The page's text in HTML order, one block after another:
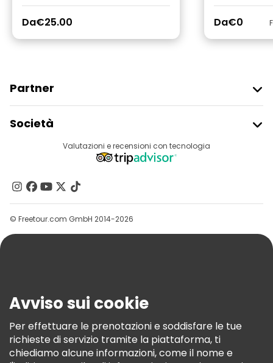
Da€25.00 Da€0
Partner
Accesso Del Fornitore
Programma Di Affiliazione
Società
Destinazioni
Contattaci
Gruppi
Aiuto
Termini E Condizioni
Informativa Sui Cookie
Freetour Premi
Valutazioni e recensioni con tecnologia
© Freetour.com GmbH 2014-2026
Avviso sui cookie
Per effettuare le prenotazioni e soddisfare le tue
richieste di servizio tramite la piattaforma, ti
chiediamo alcune informazioni, come il nome e